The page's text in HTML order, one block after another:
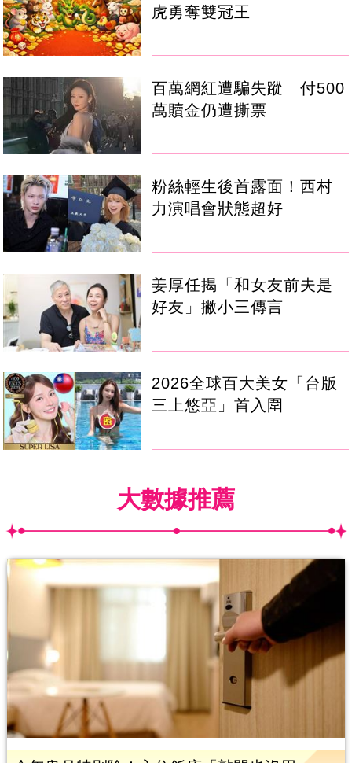
虎勇奪雙冠王
百萬網紅遭騙失蹤 付500
萬贖金仍遭撕票
粉絲輕生後首露面！西村
力演唱會狀態超好
姜厚任揭「和女友前夫是
好友」撇小三傳言
2026全球百大美女「台版
三上悠亞」首入圍
大數據推薦